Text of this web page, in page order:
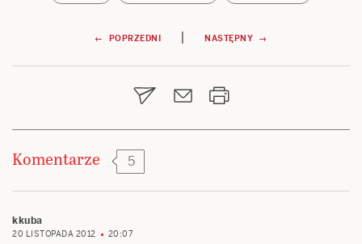
Nawigacja
wpisu
← POPRZEDNI | NASTĘPNY →
Komentarze 5
kkuba
20 LISTOPADA 2012 20:07